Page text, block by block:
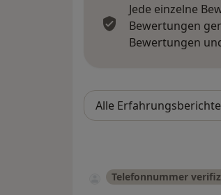
Jede einzelne
Bewertungen
Bewertungen
Telefonnummer